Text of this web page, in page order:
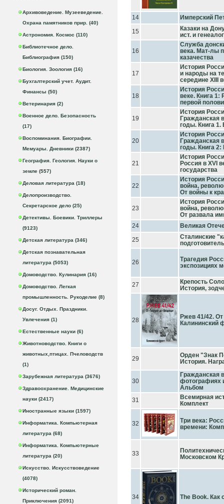
Архивоведение. Музееведение.
Охрана памятников прир. (40)
Астрономия. Космос (110)
Библиотечное дело.
Библиография (150)
Биология. Зоология (16)
Бухгалтерский учет. Аудит.
Финансы (50)
Ветеринария (2)
Военное дело. Безопасность
(17)
Воспоминания. Биографии.
Мемуары. Дневники (2387)
География. Геология. Науки о
земле (557)
Деловая литература (18)
Делопроизводство.
Секретарское дело (25)
Детективы. Боевики. Триллеры
(9123)
Детская литература (346)
Детская познавательная
литература (5053)
Домоводство. Кулинария (16)
Домоводство. Легкая
промышленность. Рукоделие (8)
Досуг. Отдых. Праздники.
Увлечения (1)
Естественные науки (6)
Животноводство. Книги о
животных,птицах. Пчеловодств
(1)
Зарубежная литература (3676)
Здравоохранение. Медицинские
науки (2417)
Иностранные языки (1597)
Информатика. Компьютерная
литература (68)
Информатика. Компьютерные
литература (20)
Искусство. Искусствоведение
(4078)
Исторический роман.
Приключения (2091)
14
Имперский
15
Казаки на
ист. и
16
Служба
века. Мат-лы
казачества
17
История
и народы на
середине XIII
18
История
веке. Книга 1:
первой
19
История
Гражданская
годы. Книга 1.
20
История
Гражданская
годы. Книга
21
История
Россия в XVI
государства
22
История
война,
От войны к
23
История
война,
От развала
24
Великая
25
Сталинские
26
Трагедия
экспозициях
27
Крепость
История,
28
Ржев 41/42.
Калининский
29
Орден "Знак
История.
30
Гражданская
фотографиях
Альбом
31
Всемирная
Комплект
32
Три века:
времени:
33
Московском
34 The Book. Как